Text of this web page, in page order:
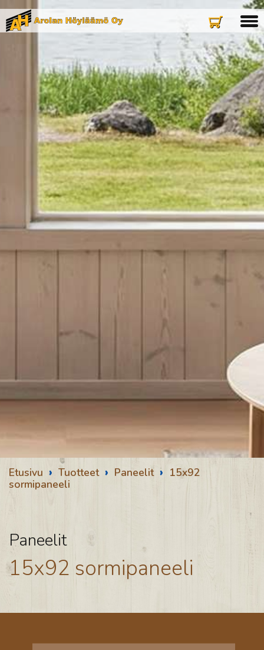
Etusivu › Tuotteet › Paneelit › 15x92
sormipaneeli
Paneelit
15x92 sormipaneeli